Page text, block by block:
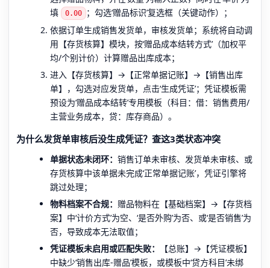
填
0.00
；勾选‘赠品标识’复选框（关键动作）；
依据订单生成销售发货单，审核发货单；系统将自动调
用【存货核算】模块，按‘赠品成本结转方式’（加权平
均/个别计价）计算赠品出库成本；
进入【存货核算】→【正常单据记账】→【销售出库
单】，勾选对应发货单，点击‘生成凭证’；凭证模板需
预设为‘赠品成本结转’专用模板（科目：借：销售费用/
主营业务成本，贷：库存商品）。
为什么发货单审核后没生成凭证？查这3类状态冲突
单据状态未闭环： 销售订单未审核、发货单未审核、或
存货核算中该单据未完成‘正常单据记账’，凭证引擎将
跳过处理；
物料档案不合规： 赠品物料在【基础档案】→【存货档
案】中‘计价方式’为空、‘是否外购’为否、或‘是否销售’为
否，导致成本无法取值；
凭证模板未启用或匹配失败：
【总账】→【凭证模板】
中缺少‘销售出库-赠品’模板，或模板中‘贷方科目’未绑